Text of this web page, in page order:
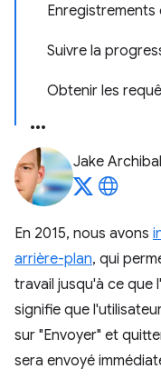
Suivre la
Obtenir les
Jake
En 2015, nous avons
arrière-plan, qui
travail jusqu'à ce que
signifie que
sur "Envoyer" et
sera envoyé